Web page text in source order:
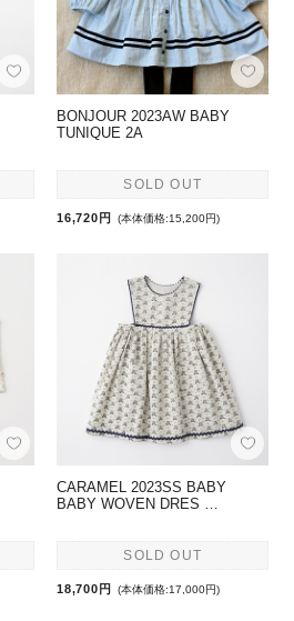
BONJOUR 2023AW BABY
TUNIQUE 2A
SOLD OUT
16,720円 (本体価格:15,200円)
CARAMEL 2023SS BABY
BABY WOVEN DRES …
SOLD OUT
18,700円 (本体価格:17,000円)